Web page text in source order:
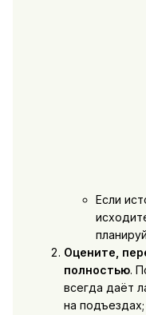
Если
Оцените,
полностью.
всегда даёт
на